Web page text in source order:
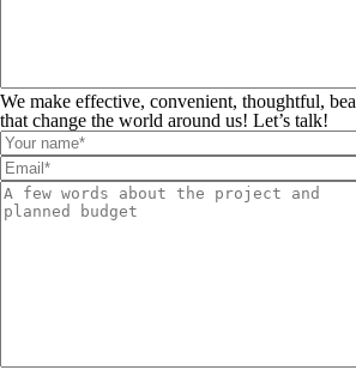
We make effective, convenient, thoughtful,
that change the world around us! Let’s talk!